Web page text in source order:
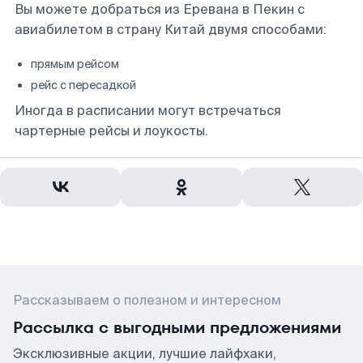
Вы можете добраться из Еревана в Пекин с
авиабилетом в страну Китай двумя способами:
прямым рейсом
рейс с пересадкой
Иногда в расписании могут встречаться
чартерные рейсы и лоукосты.
Рассказываем о полезном и интересном
Рассылка с выгодными предложениями
Эксклюзивные акции, лучшие лайфхаки,